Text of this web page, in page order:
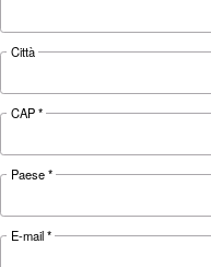
Approfondisci i
Ulteriori